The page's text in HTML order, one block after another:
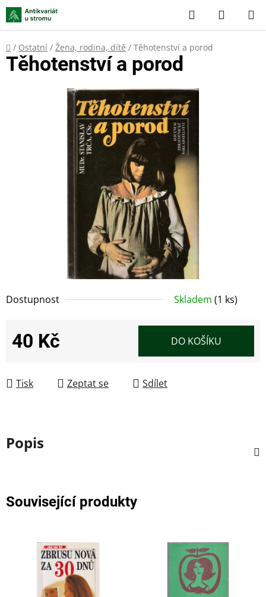
Přejít
na
obsah
Hledat
KOŠÍK
Domů
/ Ostatní / Žena, rodina, dítě / Těhotenství a porod
Dostupnost Skladem (1 ks)
40 Kč DO KOŠÍKU
Tisk Zeptat se Sdílet
Těhotenství a porod
Popis
Související produkty